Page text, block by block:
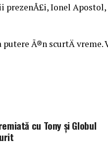
Ionel Apostol,
putere Ã®n scurtÄ
cu Tony şi Globul